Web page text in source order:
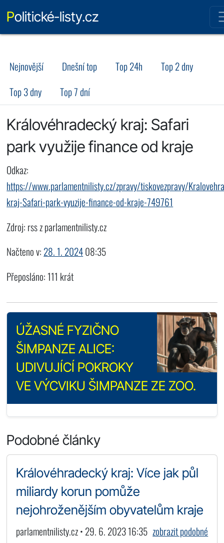
Politické-listy.cz
Nejnovější Dnešní top Top 24h
Top 2 dny
Top 3 dny
Top 7 dní
Královéhradecký kraj: Safari
park využije finance od kraje
Odkaz:
https://www.parlamentnilisty.cz/zpravy/tiskovezpravy/
kraj-Safari-park-vyuzije-finance-od-kraje-749761
Zdroj: rss z parlamentnilisty.cz
Načteno v: 28. 1. 202408:35
Přeposláno: 111 krát
ÚŽASNÉ FYZIČNO
ŠIMPANZE ALICE:
UDIVUJÍCÍ POKROKY
VE VÝCVIKU ŠIMPANZE ZE ZOO.
Podobné články
Královéhradecký kraj: Více jak půl
miliardy korun pomůže
nejohroženějším obyvatelům kraje
parlamentnilisty.cz • 29. 6. 2023 16:35 zobrazit podobné